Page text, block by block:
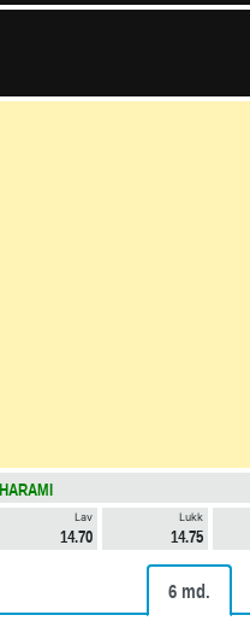
Lav
14.70
Lukk
14.75
6 md.